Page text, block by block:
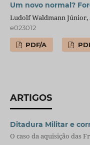
Um novo normal?
Ludolf Waldmann
e023012
PDF/A
ARTIGOS
Ditadura Militar e
O caso da aquisição das